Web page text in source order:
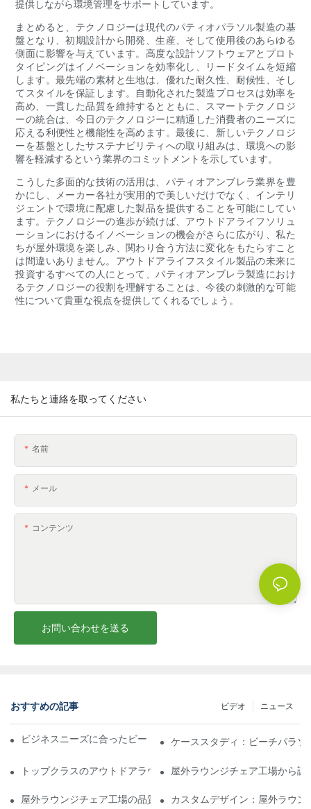
提供しながら環境管理をサポートしています。
まとめると、テクノロジーは現代のパティオパラソル製造の基
盤となり、初期設計から開発、生産、そして使用後のあらゆる
側面に影響を与えています。高度な設計ソフトウェアとプロト
タイピングはイノベーションを効率化し、リードタイムを短縮
します。最先端の素材と生地は、優れた耐久性、耐候性、そし
てスタイルを保証します。自動化された製造プロセスは効率を
高め、一貫した品質を維持するとともに、スマートテクノロジ
ーの統合は、今日のテクノロジーに精通した消費者のニーズに
応える利便性と機能性を高めます。最後に、新しいテクノロジ
ーを基盤としたサステナビリティへの取り組みは、環境への影
響を軽減するという業界のコミットメントを示しています。
こうした多面的な技術の活用は、パティオアンブレラ業界を豊
かにし、メーカー各社が実用的で美しいだけでなく、インテリ
ジェントで環境に配慮した製品を提供することを可能にしてい
ます。テクノロジーの進歩が続けば、アウトドアライフソリュ
ーションにおけるイノベーションの機会がさらに広がり、私た
ちが屋外環境を楽しみ、関わり合う方法に変化をもたらすこと
は間違いありません。アウトドアライフスタイル製品の未来に
投資するすべての人にとって、パティオアンブレラ製造におけ
るテクノロジーの役割を理解することは、今後の刺激的な可能
性について貴重な視点を提供してくれるでしょう。
私たちと連絡を取ってください
名前
メール
コンテンツ
お問い合わせを送る
おすすめの記事 ニュース
ビデオ
ビジネスニーズに合ったビーチパラソル販売業者を見つける
ケーススタディ：ビーチパラ
トップクラスのアウトドアラウンジチェア工場に期待できること
屋外ラウンジチェア工場から調
屋外ラウンジチェア工場の品質評価方法カスタムデザイン：屋外ラウ